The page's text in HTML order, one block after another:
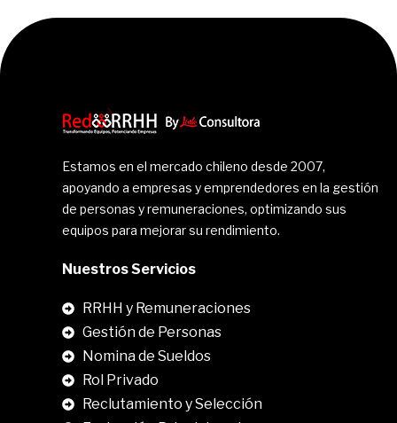
Estamos en el mercado chileno desde 2007,
apoyando a empresas y emprendedores en la gestión
de personas y remuneraciones, optimizando sus
equipos para mejorar su rendimiento.
Nuestros Servicios
RRHH y Remuneraciones
Gestión de Personas
Nomina de Sueldos
Rol Privado
Reclutamiento y Selección